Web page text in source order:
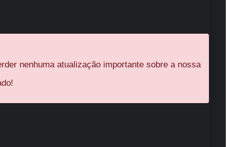
nenhuma atualização importante sobre a nossa